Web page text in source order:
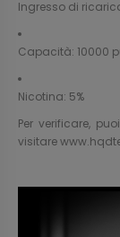
Ingresso di
Capacità: 10000
Nicotina: 5%
Per verificare,
visitare